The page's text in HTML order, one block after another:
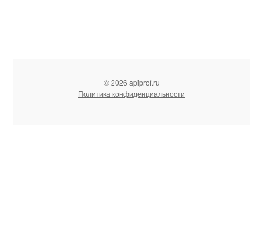
© 2026 apiprof.ru
Политика конфиденциальности